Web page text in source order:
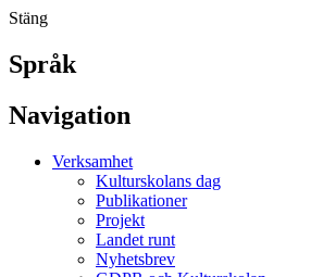
Stäng
Språk
Navigation
Verksamhet
Kulturskolans dag
Publikationer
Projekt
Landet runt
Nyhetsbrev